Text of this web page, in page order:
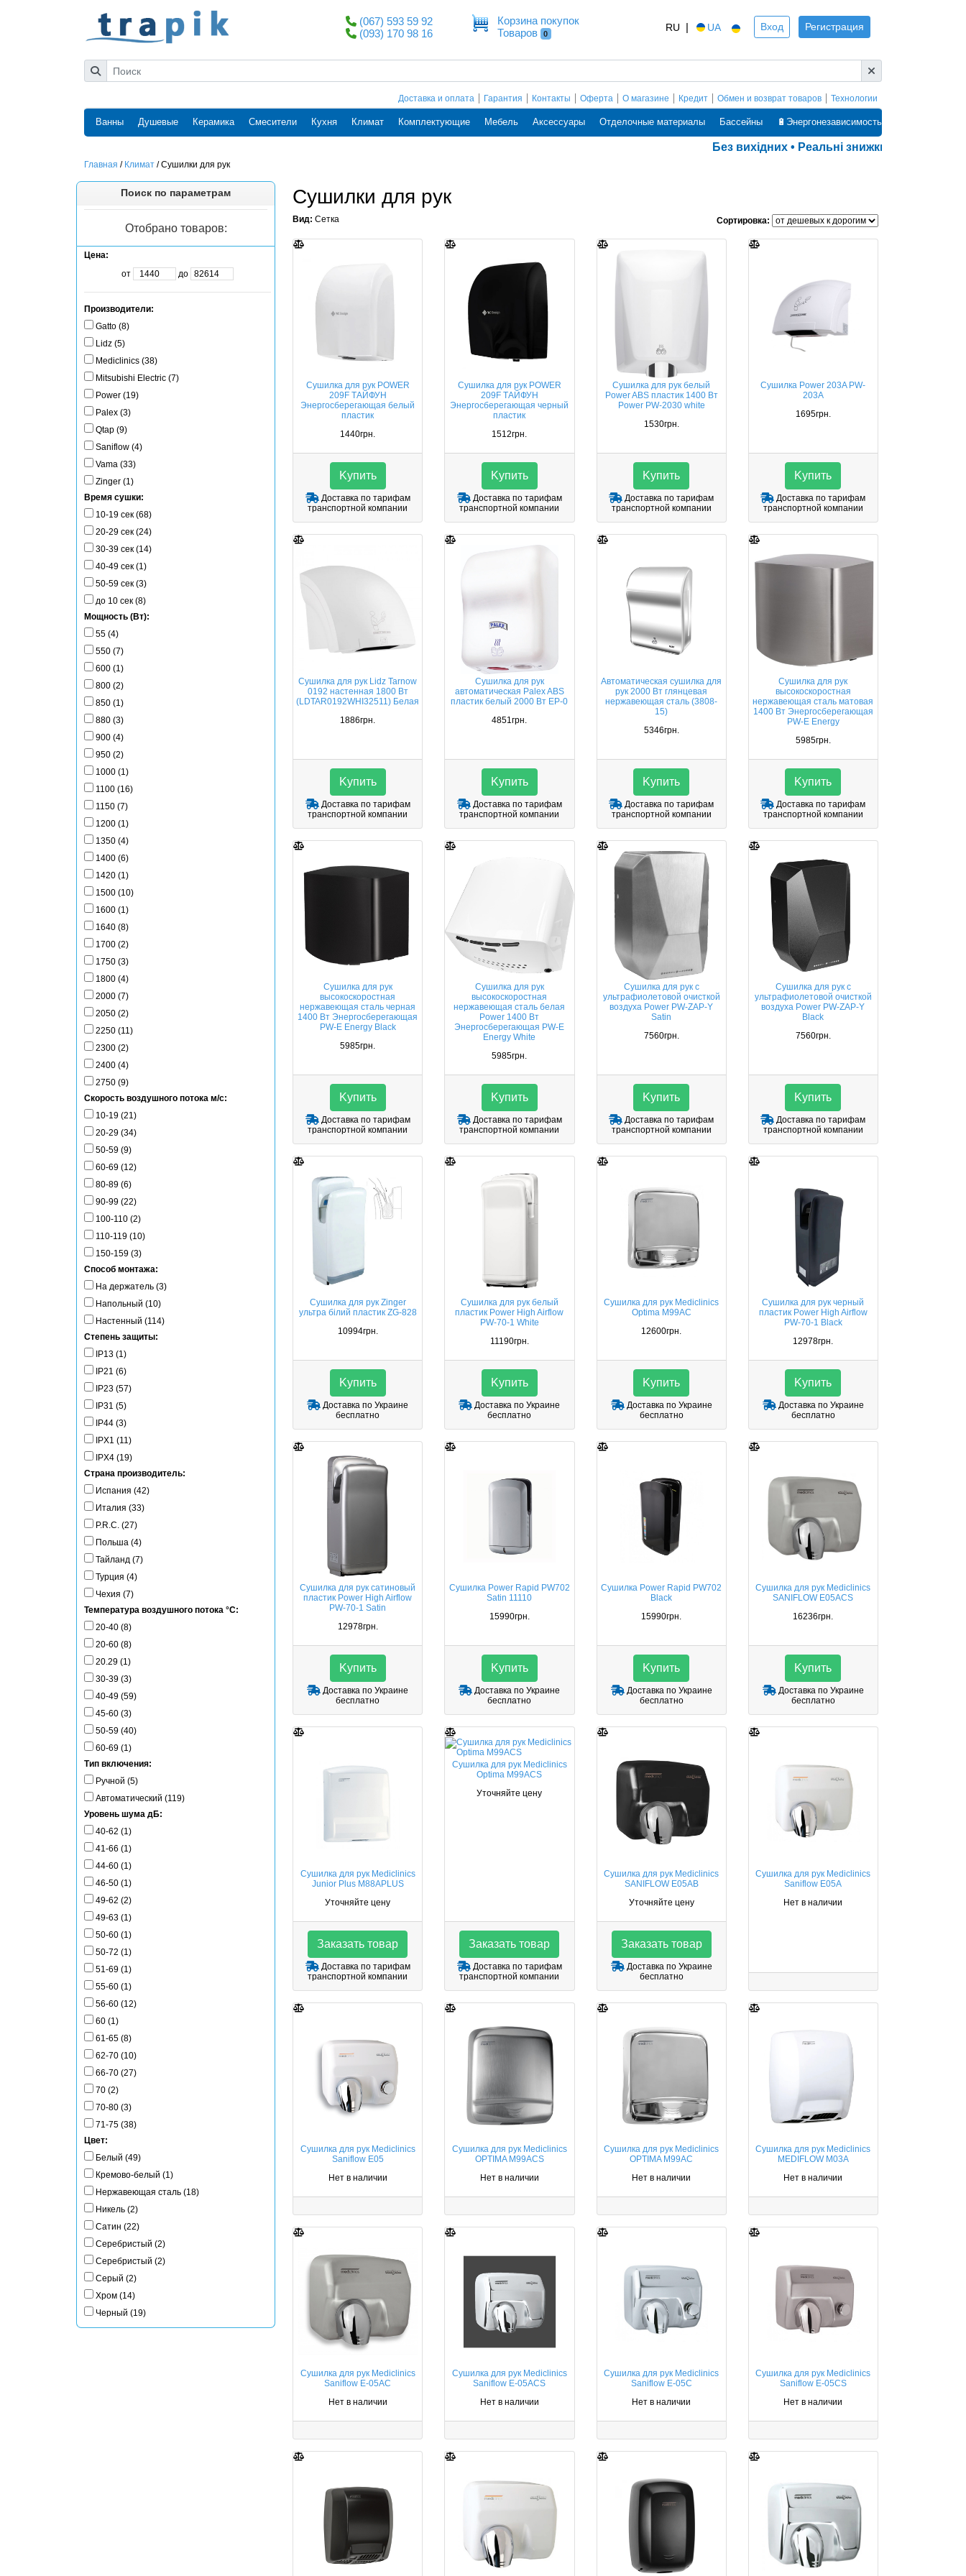
(067) 593 59 92
(093) 170 98 16
Корзина покупок
Товаров
0
RU | UA Вход Регистрация
Доставка и оплата Гарантия Контакты Оферта О магазине Кредит Обмен и возврат товаров Технологии
Ванны Душевые Керамика Смесители Кухня Климат Комплектующие Мебель Аксессуары Отделочные материалы Бассейны 🔋Энергонезависимость
Без вихідних • Реальні знижки • Оплата
Главная / Климат /Сушилки для рук
Поиск по параметрам
Отобрано товаров:
Цена:
от
до
Производители:
Gatto (8)
Lidz (5)
Mediclinics (38)
Mitsubishi Electric (7)
Power (19)
Palex (3)
Qtap (9)
Saniflow (4)
Vama (33)
Zinger (1)
Время сушки:
10-19 сек (68)
20-29 сек (24)
30-39 сек (14)
40-49 сек (1)
50-59 сек (3)
до 10 сек (8)
Мощность (Вт):
55 (4)
550 (7)
600 (1)
800 (2)
850 (1)
880 (3)
900 (4)
950 (2)
1000 (1)
1100 (16)
1150 (7)
1200 (1)
1350 (4)
1400 (6)
1420 (1)
1500 (10)
1600 (1)
1640 (8)
1700 (2)
1750 (3)
1800 (4)
2000 (7)
2050 (2)
2250 (11)
2300 (2)
2400 (4)
2750 (9)
Скорость воздушного потока м/с:
10-19 (21)
20-29 (34)
50-59 (9)
60-69 (12)
80-89 (6)
90-99 (22)
100-110 (2)
110-119 (10)
150-159 (3)
Способ монтажа:
На держатель (3)
Напольный (10)
Настенный (114)
Степень защиты:
IP13 (1)
IP21 (6)
IP23 (57)
IP31 (5)
IP44 (3)
IPX1 (11)
IPX4 (19)
Страна производитель:
Испания (42)
Италия (33)
P.R.C. (27)
Польша (4)
Тайланд (7)
Турция (4)
Чехия (7)
Температура воздушного потока °C:
20-40 (8)
20-60 (8)
20.29 (1)
30-39 (3)
40-49 (59)
45-60 (3)
50-59 (40)
60-69 (1)
Тип включения:
Ручной (5)
Автоматический (119)
Уровень шума дБ:
40-62 (1)
41-66 (1)
44-60 (1)
46-50 (1)
49-62 (2)
49-63 (1)
50-60 (1)
50-72 (1)
51-69 (1)
55-60 (1)
56-60 (12)
60 (1)
61-65 (8)
62-70 (10)
66-70 (27)
70 (2)
70-80 (3)
71-75 (38)
Цвет:
Белый (49)
Кремово-белый (1)
Нержавеющая сталь (18)
Никель (2)
Сатин (22)
Серебристый (2)
Серебристый (2)
Серый (2)
Хром (14)
Черный (19)
Сушилки для рук
Вид: Сетка Сортировка:
Сушилка для рук POWER
209F ТАЙФУН
Энергосберегающая белый
пластик
1440грн.
Kупить
Доставка по тарифам
транспортной компании
Сушилка для рук POWER
209F ТАЙФУН
Энергосберегающая черный
пластик
1512грн.
Kупить
Доставка по тарифам
транспортной компании
Сушилка для рук белый
Power ABS пластик 1400 Вт
Power PW-2030 white
1530грн.
Kупить
Доставка по тарифам
транспортной компании
Сушилка Power 203A PW-
203A
1695грн.
Kупить
Доставка по тарифам
транспортной компании
Сушилка для рук Lidz Tarnow
0192 настенная 1800 Вт
(LDTAR0192WHI32511) Белая
1886грн.
Kупить
Доставка по тарифам
транспортной компании
Сушилка для рук
автоматическая Palex ABS
пластик белый 2000 Вт EP-0
4851грн.
Kупить
Доставка по тарифам
транспортной компании
Автоматическая сушилка для
рук 2000 Вт глянцевая
нержавеющая сталь (3808-
15)
5346грн.
Kупить
Доставка по тарифам
транспортной компании
Сушилка для рук
высокоскоростная
нержавеющая сталь матовая
1400 Вт Энергосберегающая
PW-E Energy
5985грн.
Kупить
Доставка по тарифам
транспортной компании
Сушилка для рук
высокоскоростная
нержавеющая сталь черная
1400 Вт Энергосберегающая
PW-E Energy Black
5985грн.
Kупить
Доставка по тарифам
транспортной компании
Сушилка для рук
высокоскоростная
нержавеющая сталь белая
Power 1400 Вт
Энергосберегающая PW-E
Energy White
5985грн.
Kупить
Доставка по тарифам
транспортной компании
Cушилка для рук с
ультрафиолетовой очисткой
воздуха Power PW-ZAP-Y
Satin
7560грн.
Kупить
Доставка по тарифам
транспортной компании
Cушилка для рук с
ультрафиолетовой очисткой
воздуха Power PW-ZAP-Y
Black
7560грн.
Kупить
Доставка по тарифам
транспортной компании
Сушилка для рук Zinger
ультра білий пластик ZG-828
10994грн.
Kупить
Доставка по Украине
бесплатно
Сушилка для рук белый
пластик Power High Airflow
PW-70-1 White
11190грн.
Kупить
Доставка по Украине
бесплатно
Сушилка для рук Mediclinics
Optima M99AC
12600грн.
Kупить
Доставка по Украине
бесплатно
Сушилка для рук черный
пластик Power High Airflow
PW-70-1 Black
12978грн.
Kупить
Доставка по Украине
бесплатно
Сушилка для рук сатиновый
пластик Power High Airflow
PW-70-1 Satin
12978грн.
Kупить
Доставка по Украине
бесплатно
Сушилка Power Rapid PW702
Satin 11110
15990грн.
Kупить
Доставка по Украине
бесплатно
Сушилка Power Rapid PW702
Black
15990грн.
Kупить
Доставка по Украине
бесплатно
Сушилка для рук Mediclinics
SANIFLOW E05ACS
16236грн.
Kупить
Доставка по Украине
бесплатно
Сушилка для рук Mediclinics
Junior Plus M88APLUS
Уточняйте цену
Заказать товар
Доставка по тарифам
транспортной компании
Сушилка для рук Mediclinics
Optima M99ACS
Уточняйте цену
Заказать товар
Доставка по тарифам
транспортной компании
Сушилка для рук Mediclinics
SANIFLOW E05AB
Уточняйте цену
Заказать товар
Доставка по Украине
бесплатно
Сушилка для рук Mediclinics
Saniflow E05A
Нет в наличии
Сушилка для рук Mediclinics
Saniflow E05
Нет в наличии
Сушилка для рук Mediclinics
OPTIMA M99ACS
Нет в наличии
Сушилка для рук Mediclinics
OPTIMA M99AC
Нет в наличии
Сушилка для рук Mediclinics
MEDIFLOW M03A
Нет в наличии
Сушилка для рук Mediclinics
Saniflow E-05AC
Нет в наличии
Сушилка для рук Mediclinics
Saniflow E-05ACS
Нет в наличии
Сушилка для рук Mediclinics
Saniflow E-05C
Нет в наличии
Сушилка для рук Mediclinics
Saniflow E-05CS
Нет в наличии